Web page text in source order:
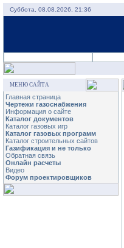
Суббота, 08.08.2026, 21:36
МЕНЮ САЙТА
Главная страница
Чертежи газоснабжения
Информация о сайте
Каталог документов
Каталог газовых игр
Каталог газовых программ
Каталог строительных сайтов
Газификация и не только
Обратная связь
Онлайн расчеты
Видео
Форум проектировщиков